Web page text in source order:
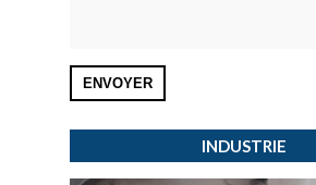
INDUSTRIE